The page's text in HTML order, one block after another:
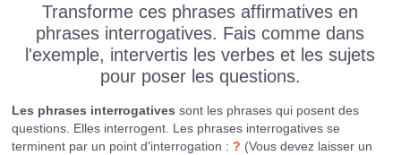
Transforme ces phrases affirmatives en
phrases interrogatives. Fais comme dans
l'exemple, intervertis les verbes et les sujets
pour poser les questions.
Les phrases interrogatives sont les phrases qui posent des
questions. Elles interrogent. Les phrases interrogatives se
terminent par un point d'interrogation :? (Vous devez laisser un